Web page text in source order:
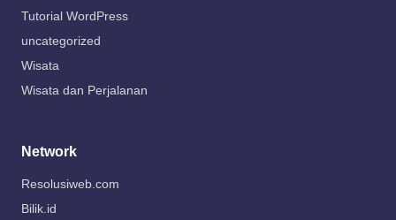
Tutorial WordPress
uncategorized
Wisata
Wisata dan Perjalanan
Network
Resolusiweb.com
Bilik.id